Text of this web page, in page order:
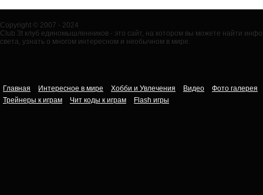
Copyright © 2007 - 2024
Club 3t клуб единомышленников - это сайт, на котором вы можете найти
света, узнать о многом интересном и необычном в мире.
Главная Интересное в мире Хобби и Увлечения Видео
Фото галерея
Трейнеры к играм
Чит коды к играм Flash игры